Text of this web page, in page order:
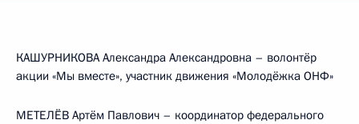
КАШУРНИКОВА Александра Александровна – волонтёр
акции «Мы вместе», участник движения «Молодёжка ОНФ»
МЕТЕЛЁВ Артём Павлович – координатор федерального